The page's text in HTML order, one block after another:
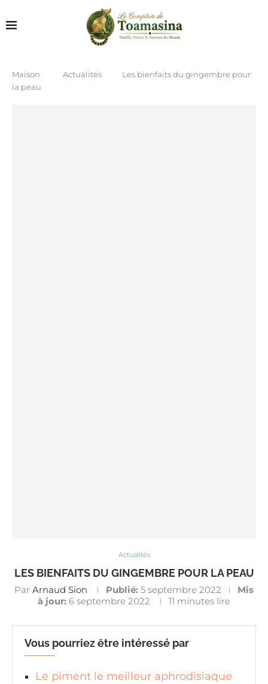
Maison Actualités
Les bienfaits du gingembre pour
la peau
Actualités
LES BIENFAITS DU GINGEMBRE POUR LA PEAU
Par Arnaud Sion Publié: 5 septembre 2022
Mis
à jour: 6 septembre 2022 11 minutes lire
Vous pourriez être intéressé par
Le piment le meilleur aphrodisiaque